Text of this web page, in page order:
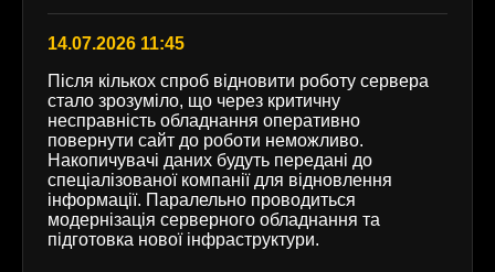
14.07.2026 11:45
Після кількох спроб відновити роботу сервера
стало зрозуміло, що через критичну
несправність обладнання оперативно
повернути сайт до роботи неможливо.
Накопичувачі даних будуть передані до
спеціалізованої компанії для відновлення
інформації. Паралельно проводиться
модернізація серверного обладнання та
підготовка нової інфраструктури.